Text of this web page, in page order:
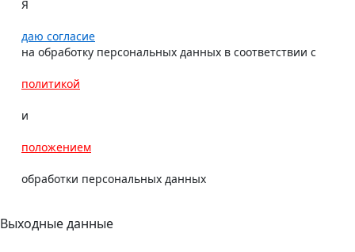
Я
даю согласие
на обработку персональных данных в соответствии с
политикой
и
положением
обработки персональных данных
Выходные данные